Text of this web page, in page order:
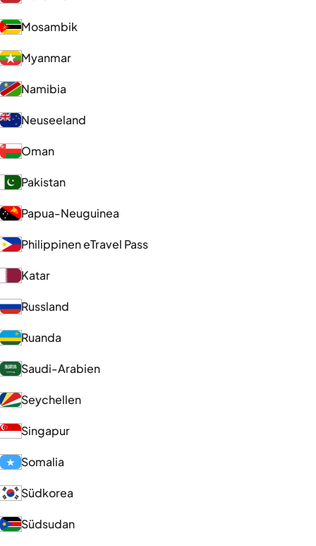
Mosambik
Myanmar
Namibia
Neuseeland
Oman
Pakistan
Papua-Neuguinea
Philippinen eTravel Pass
Katar
Russland
Ruanda
Saudi-Arabien
Seychellen
Singapur
Somalia
Südkorea
Südsudan